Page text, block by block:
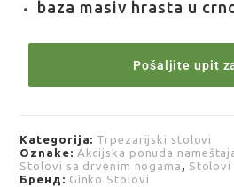
baza masiv hrasta u
Pošaljite upit
Kategorija: Trpezarijski stolovi
Oznake: Akcijska ponuda
Stolovi sa drvenim nogama , Stolovi
Бренд: Ginko Stolovi